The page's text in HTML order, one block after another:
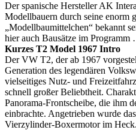
Der spanische Hersteller AK
Modellbauern durch seine enorm
„Modellbaumittelchen“ bekannt
hier auch Bausätze im Programm
Kurzes T2 Model 1967 Intro
Der VW T2, der ab 1967
Generation des legendären
vielseitiges Nutz- und
schnell großer Beliebtheit.
Panorama-Frontscheibe, die ihm
einbrachte. Angetrieben wurde
Vierzylinder-Boxermotor im